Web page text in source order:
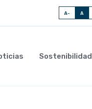
A- A
Sostenibilidad